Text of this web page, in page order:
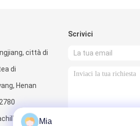
città di
di
Henan
Scrivici
Mia